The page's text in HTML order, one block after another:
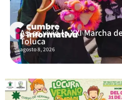
Así se vivió la XXI Marcha
Toluca
agosto 8, 2026